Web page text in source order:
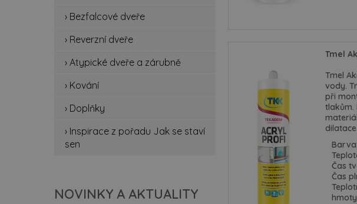
atypické dveře a
kování
doplňky
inspirace z pořadu jak
Tmel
Tmel
vody.
při
tlakům.
Barva:
Čas
Čas
› Bezfalcové dveře
› Reverzní dveře
› Atypické dveře a zárubně
› Kování
› Doplňky
› Inspirace z pořadu Jak se staví
sen
NOVINKY A AKTUALITY